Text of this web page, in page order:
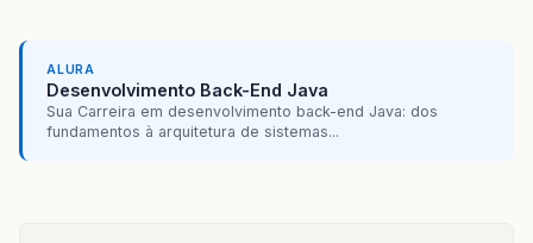
conn .Close();
conn.Dispose();
}
ALURA
Desenvolvimento Back-End Java
Sua Carreira em desenvolvimento back-end Java: dos
fundamentos à arquitetura de sistemas...